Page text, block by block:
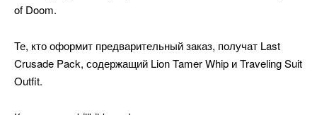
of Doom.
Те, кто оформит предварительный заказ, получат Last
Crusade Pack, содержащий Lion Tamer Whip и Traveling Suit
Outfit.